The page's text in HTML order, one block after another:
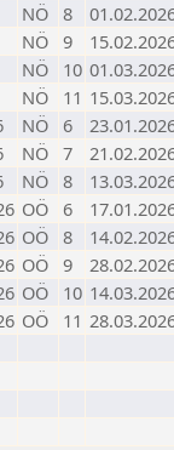
NÖ 8
NÖ 9
NÖ 10
NÖ 11
NÖ 6
NÖ 7
NÖ 8
OÖ 6
OÖ 8
OÖ 9
OÖ 10
OÖ 11